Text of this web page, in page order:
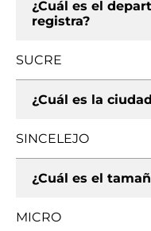
¿Cuál es el
registra?
SUCRE
¿Cuál es la
SINCELEJO
¿Cuál es el
MICRO